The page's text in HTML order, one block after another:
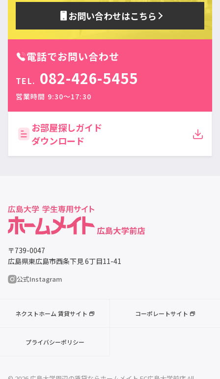
お問い合わせはこちら
電話でお問い合わせ
TEL. 082-426-5455
営業時間 9:30〜17:30
お部屋探しガイド
ダウンロード
〒739-0047
広島県東広島市西条下見 6丁目11-41
公式Instagram
ネクストホーム 賃貸サイト コーポレートサイト
プライバシーポリシー